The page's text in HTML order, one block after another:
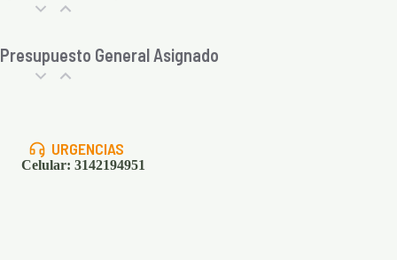
Presupuesto General Asignado
URGENCIAS
Celular: 3142194951